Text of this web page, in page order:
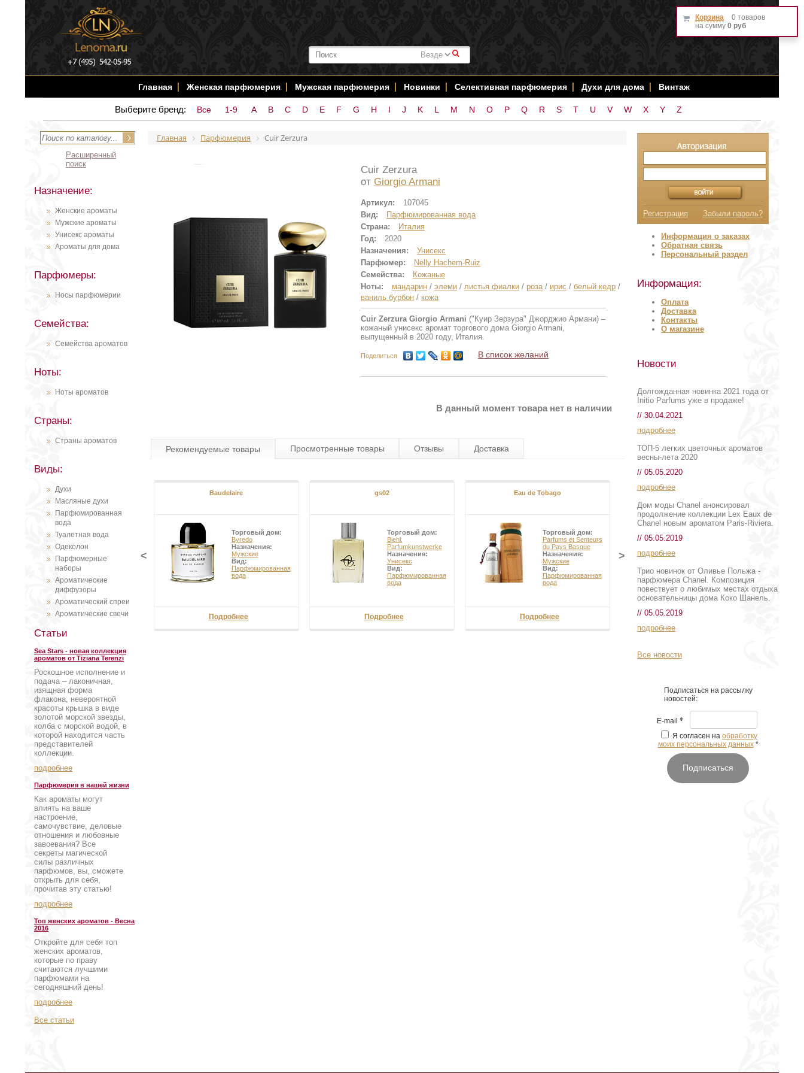
#
Главная Женская парфюмерия Мужская парфюмерия Новинки Селективная парфюмерия Духи для дома Винтаж
Выберите бренд: Все 1-9 A B C D E F G H I J K L M N O P Q R S T U V W X Y Z
Расширенный
поиск
Назначение:
Женские ароматы
Мужские ароматы
Унисекс ароматы
Ароматы для дома
Парфюмеры:
Носы парфюмерии
Семейства:
Семейства ароматов
Ноты:
Ноты ароматов
Страны:
Страны ароматов
Виды:
Духи
Масляные духи
Парфюмированная
вода
Туалетная вода
Одеколон
Парфюмерные
наборы
Ароматические
диффузоры
Ароматический спреи
Ароматические свечи
Статьи
Sea Stars - новая коллекция
ароматов от Tiziana Terenzi
Роскошное исполнение и
подача – лаконичная,
изящная форма
флакона, невероятной
красоты крышка в виде
золотой морской звезды,
колба с морской водой, в
которой находится часть
представителей
коллекции.
подробнее
Парфюмерия в нашей жизни
Как ароматы могут
влиять на ваше
настроение,
самочувствие, деловые
отношения и любовные
завоевания? Все
секреты магической
силы различных
парфюмов, вы, сможете
открыть для себя,
прочитав эту статью!
подробнее
Топ женских ароматов - Весна
2016
Откройте для себя топ
женских ароматов,
которые по праву
считаются лучшими
парфюмами на
сегодняшний день!
подробнее
Все статьи
Главная Парфюмерия Cuir Zerzura
Cuir Zerzura
от Giorgio Armani
Артикул:
107045
Вид:
Парфюмированная вода
Страна:
Италия
Год:
2020
Назначения:
Унисекс
Парфюмер:
Nelly Hachem-Ruiz
Семейства:
Кожаные
Ноты:
мандарин / элеми / листья фиалки / роза/ ирис / белый кедр /
ваниль бурбон / кожа
Cuir Zerzura Giorgio Armani ("Куир Зерзура" Джорджио Армани) –
кожаный унисекс аромат торгового дома Giorgio Armani,
выпущенный в 2020 году, Италия.
Поделиться В список желаний
В данный момент товара нет в наличии
Рекомендуемые товары Просмотренные товары Отзывы Доставка
Baudelaire
Торговый дом:
Byredo
Назначения:
Мужские
Вид:
Парфюмированная
вода
Подробнее
gs02
Торговый дом:
Biehl.
Parfumkunstwerke
Назначения:
Унисекс
Вид:
Парфюмированная
вода
Подробнее
Eau de Tobago
Торговый дом:
Parfums et Senteurs
du Pays Basque
Назначения:
Мужские
Вид:
Парфюмированная
вода
Подробнее
< >
Корзина
0 товаров
на сумму 0 руб
Регистрация Забыли пароль?
Информация о заказах
Обратная связь
Персональный раздел
Информация:
Оплата
Доставка
Контакты
О магазине
Новости
Долгожданная новинка 2021 года от
Initio Parfums уже в продаже!
// 30.04.2021
подробнее
ТОП-5 легких цветочных ароматов
весны-лета 2020
// 05.05.2020
подробнее
Дом моды Chanel анонсировал
продолжение коллекции Lex Eaux de
Chanel новым ароматом Paris-Riviera.
// 05.05.2019
подробнее
Трио новинок от Оливье Польжа -
парфюмера Chanel. Композиция
повествует о любимых местах отдыха
основательницы дома Коко Шанель.
// 05.05.2019
подробнее
Все новости
Подписаться на рассылку
новостей:
E-mail *
Я согласен на обработку
моих персональных данных *
Подписаться